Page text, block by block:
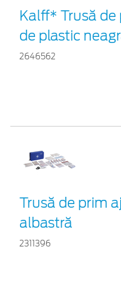
Kalff* Trusă
de plastic
2646562
Trusă de prim
albastră
2311396